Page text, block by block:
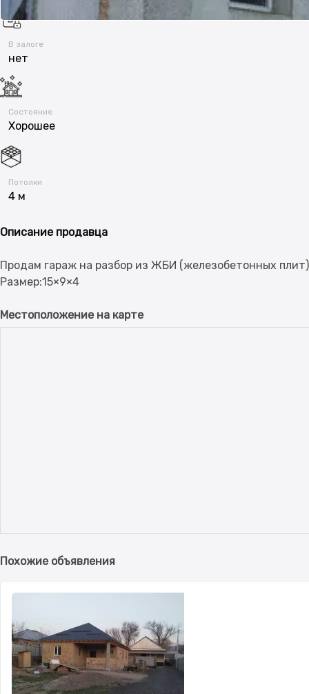
В залоге
нет
Состояние
Хорошее
Потолки
4 м
Описание продавца
Продам гараж на разбор из ЖБИ (железобетонных плит)
Местоположение на карте
Похожие объявления